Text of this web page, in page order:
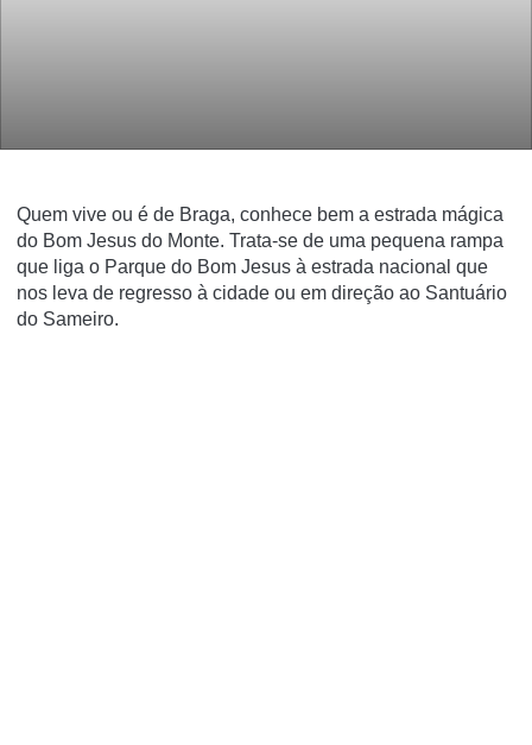
Quem vive ou é de Braga, conhece bem a estrada mágica
do Bom Jesus do Monte. Trata-se de uma pequena rampa
que liga o Parque do Bom Jesus à estrada nacional que
nos leva de regresso à cidade ou em direção ao Santuário
do Sameiro.